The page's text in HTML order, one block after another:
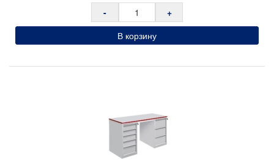
-
+
В корзину